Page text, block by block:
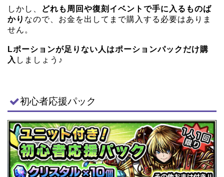
しかし、
どれも周回や復刻イベントで手に入るものば
かり なので、お金を出してまで購入する必要はありま
せん。
Lポーションが足りない人はポーションパックだけ購
入 しましょう♪
初心者応援パック